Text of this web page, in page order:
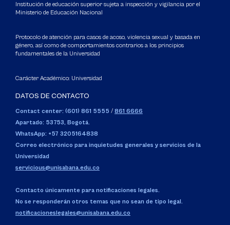
Institución de educación superior sujeta a inspección y vigilancia por el
Ministerio de Educación Nacional
Protocolo de atención para casos de acoso, violencia sexual y basada en
género, así como de comportamientos contrarios a los principios
fundamentales de la Universidad
Carácter Académico: Universidad
DATOS DE CONTACTO
Contact center: (601) 861 5555 / 861 6666
Apartado: 53753, Bogotá.
WhatsApp: +57 3205164838
Correo electrónico para inquietudes generales y servicios de la
Universidad
servicious@unisabana.edu.co
Contacto únicamente para notificaciones legales.
No se responderán otros temas que no sean de tipo legal.
notificacioneslegales@unisabana.edu.co